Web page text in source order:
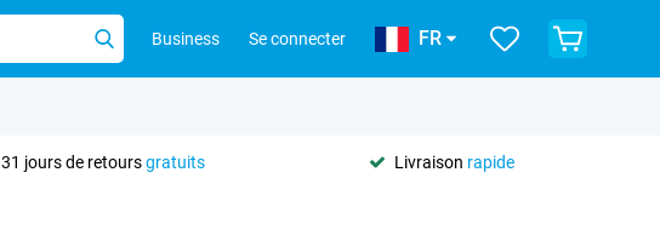
Business Se connecter FR
31 jours de retoursgratuits Livraison rapide